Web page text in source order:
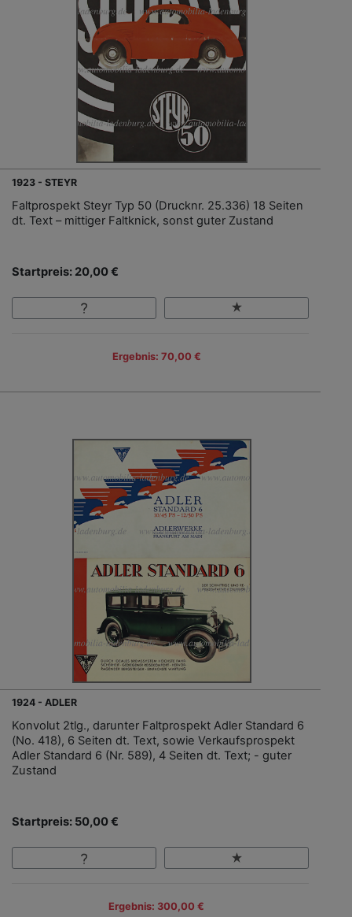
1923 - STEYR
Faltprospekt Steyr Typ 50 (Drucknr. 25.336) 18 Seiten
dt. Text – mittiger Faltknick, sonst guter Zustand
Startpreis: 20,00 €
Ergebnis: 70,00 €
1924 - ADLER
Konvolut 2tlg., darunter Faltprospekt Adler Standard 6
(No. 418), 6 Seiten dt. Text, sowie Verkaufsprospekt
Adler Standard 6 (Nr. 589), 4 Seiten dt. Text; - guter
Zustand
Startpreis: 50,00 €
Ergebnis: 300,00 €